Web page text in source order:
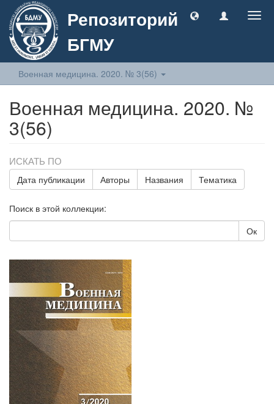
Репозиторий
БГМУ
Военная медицина. 2020. № 3(56)
Военная медицина. 2020. №
3(56)
ИСКАТЬ ПО
Дата публикации Авторы Названия Тематика
Поиск в этой коллекции:
Ок